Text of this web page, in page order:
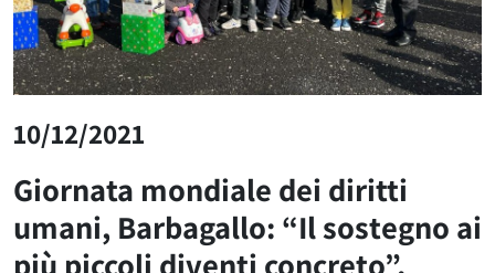
10/12/2021
Giornata mondiale dei diritti
umani, Barbagallo: “Il sostegno ai
più piccoli diventi concreto”.